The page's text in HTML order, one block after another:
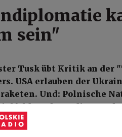
sein"
Tusk übt Kritik an der
USA erlauben der
Und: Polnische
Mehr zu diesen